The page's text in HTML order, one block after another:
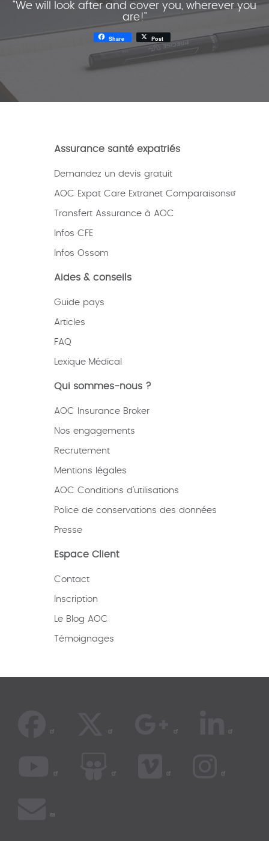
"We will look after and cover you, wherever you
are!"
Share Post
Assurance santé expatriés
Demandez un devis gratuit
AOC Expat Care Extranet Comparaisons
Transfert Assurance à AOC
Infos CFE
Infos Ossom
Aides & conseils
Guide pays
Articles
FAQ
Lexique Médical
Qui sommes-nous ?
AOC Insurance Broker
Nos engagements
Recrutement
Mentions légales
AOC Conditions d’utilisations
Police de conservations des données
Presse
Espace Client
Contact
Inscription
Le Blog AOC
Témoignages